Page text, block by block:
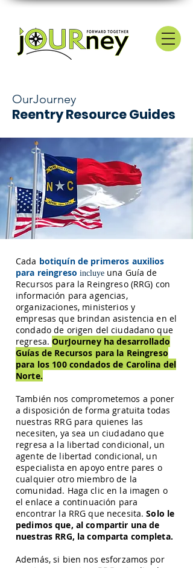
OurJourney
Reentry Resource Guides
Cada botiquín de primeros auxilios
para reingreso incluye una Guía de
Recursos para la Reingreso (RRG) con
información para agencias,
organizaciones, ministerios y
empresas que brindan asistencia en el
condado de origen del ciudadano que
regresa.OurJourney ha desarrollado
Guías de Recursos para la Reingreso
para los 100 condados de Carolina del
Norte.
También nos comprometemos a poner
a disposición de forma gratuita todas
nuestras RRG para quienes las
necesiten, ya sea un ciudadano que
regresa a la libertad condicional, un
agente de libertad condicional, un
especialista en apoyo entre pares o
cualquier otro miembro de la
comunidad. Haga clic en la imagen o
el enlace a continuación para
encontrar la RRG que necesita.Solo le
pedimos que, al compartir una de
nuestras RRG, la comparta completa.
Además, si bien nos esforzamos por